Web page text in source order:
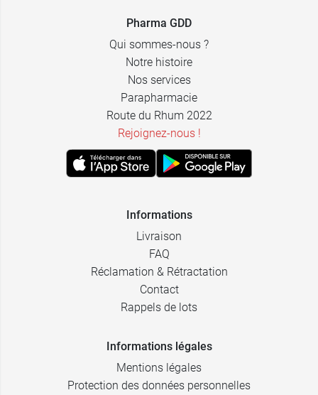
Pharma GDD
Qui sommes-nous ?
Notre histoire
Nos services
Parapharmacie
Route du Rhum 2022
Rejoignez-nous !
Informations
Livraison
FAQ
Réclamation & Rétractation
Contact
Rappels de lots
Informations légales
Mentions légales
Protection des données personnelles